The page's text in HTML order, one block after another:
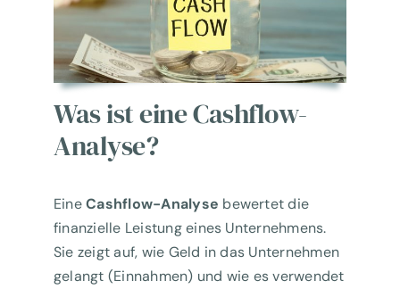
Was ist eine Cashflow-
Analyse?
EineCashflow-Analyse bewertet die
finanzielle Leistung eines Unternehmens.
Sie zeigt auf, wie Geld in das Unternehmen
gelangt (Einnahmen) und wie es verwendet